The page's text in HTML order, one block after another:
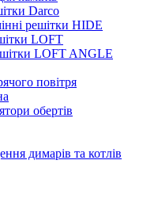
Darco
решітки HIDE
LOFT
LOFT ANGLE
повітря
обертів
димарів та котлів